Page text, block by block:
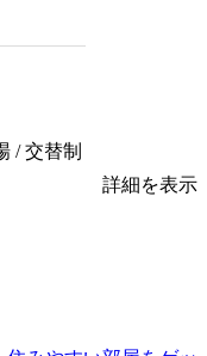
/ 交替制
詳細を表示